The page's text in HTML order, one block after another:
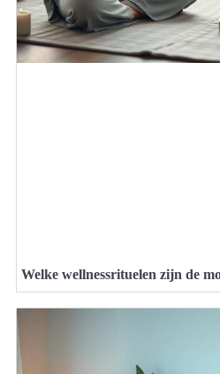
Welke wellnessrituelen zijn de